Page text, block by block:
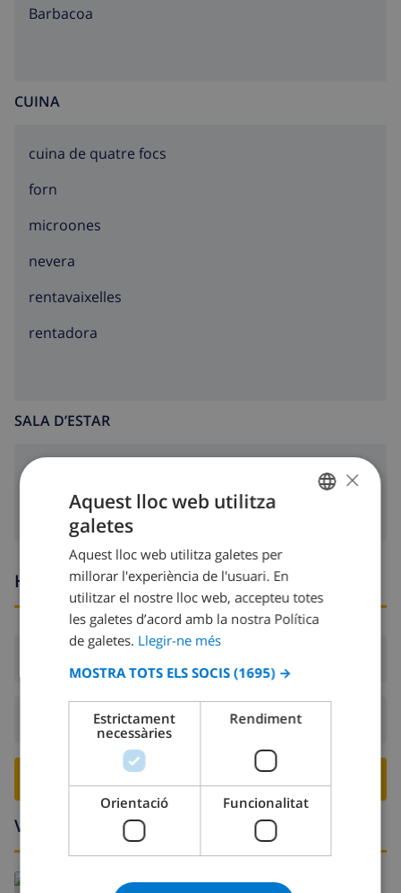
barbacoa
CUINA
cuina de quatre focs
forn
microones
nevera
rentavaixelles
rentadora
SALA D’ESTAR
Hores d’arribada i sortida
Sortida: Abans: 10:00
Voltants
Llegeix més:
DUTCH
SPANISH
CATALAN
NORWEGIAN
×
Aquest lloc web utilitza
galetes
Aquest lloc web utilitza galetes per
millorar l'experiència de l'usuari. En
utilitzar el nostre lloc web, accepteu totes
les galetes d’acord amb la nostra Política
de galetes. Llegir-ne més
MOSTRA TOTS ELS SOCIS (1695) →
Estrictament
necessàries
Rendiment
Orientació Funcionalitat